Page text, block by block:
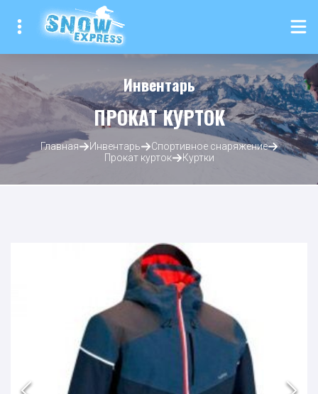
Инвентарь
ПРОКАТ КУРТОК
Главная Инвентарь
Спортивное снаряжение
Прокат курток
Куртки